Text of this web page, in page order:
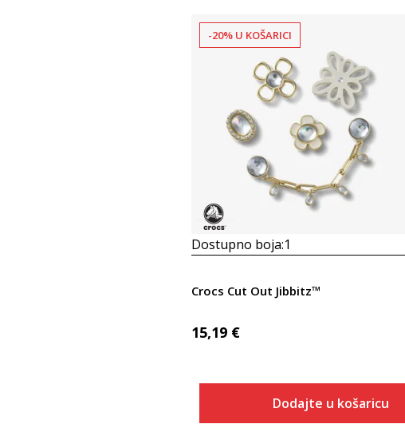
-20% U KOŠARICI
Dostupno boja:1
Crocs Cut Out Jibbitz™
15,19 €
Dodajte u košaricu